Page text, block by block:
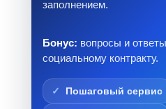
заполнением.
Бонус: вопросы и
социальному контракту.
Пошаговый сервис